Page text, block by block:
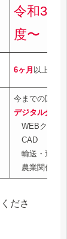
令和3年
度〜
6ヶ月 以上
今までの国家
デジタル分野
WEBクリエ
CAD
輸送・運転
農業関係な
ださ